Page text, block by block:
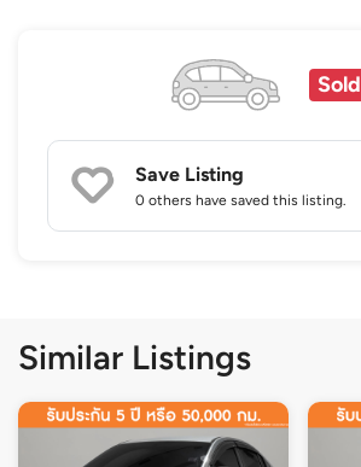
Sold
Save Listing
0 others have saved this listing.
Similar Listings